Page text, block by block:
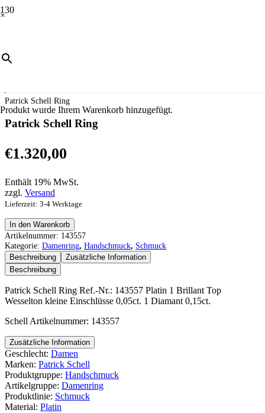
×
Produkt wurde Ihrem Warenkorb hinzugefügt.
Handschmuck
/
Patrick Schell Ring
Patrick Schell Ring
€1.320,00
Enthält 19% MwSt.
zzgl. Versand
Lieferzeit: 3-4 Werktage
Patrick
Schell
Ring
Menge
In den Warenkorb
Artikelnummer: 143557
Kategorie: Damenring, Handschmuck, Schmuck
Beschreibung
Zusätzliche Information
Beschreibung
Patrick Schell Ring Ref.-Nr.: 143557 Platin 1 Brillant Top
Wesselton kleine Einschlüsse 0,05ct. 1 Diamant 0,15ct.
Schell Artikelnummer: 143557
Zusätzliche Information
Geschlecht: Damen
Marken: Patrick Schell
Produktgruppe: Handschmuck
Artikelgruppe: Damenring
Produktlinie: Schmuck
Material: Platin